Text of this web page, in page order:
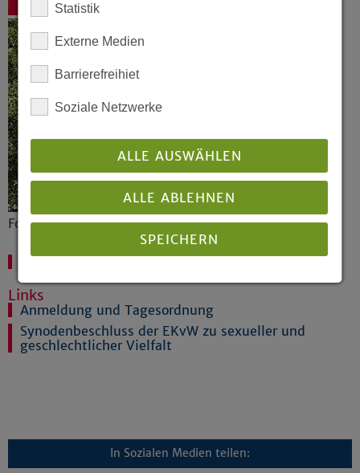
Foto: Fundus
Links
Anmeldung und Tagesordnung
Synodenbeschluss der EKvW zu sexueller und
geschlechtlicher Vielfalt
In Sozialen Medien teilen:
Statistik
Externe Medien
Barrierefreihiet
Soziale Netzwerke
ALLE AUSWÄHLEN
ALLE ABLEHNEN
SPEICHERN
Impressum| Datenschutz